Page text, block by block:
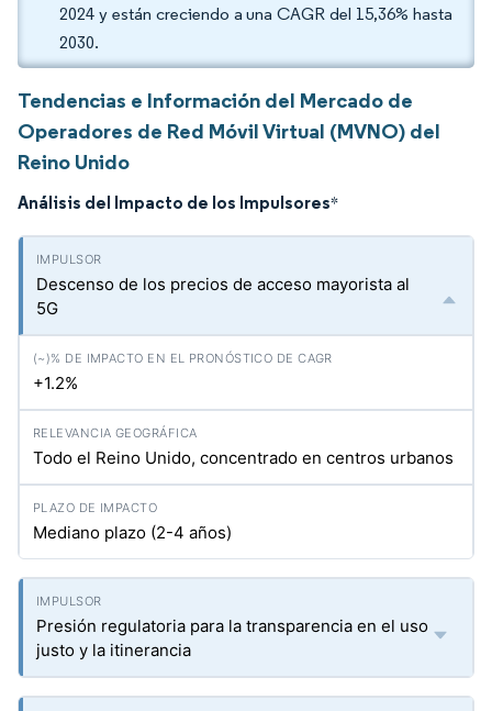
2024 y están creciendo a una CAGR del 15,36% hasta
2030.
Tendencias e Información del Mercado de
Operadores de Red Móvil Virtual (MVNO) del
Reino Unido
Análisis del Impacto de los Impulsores*
Descenso de los precios de acceso mayorista al
5G
+1.2%
Todo el Reino Unido, concentrado en centros urbanos
Mediano plazo (2-4 años)
Presión regulatoria para la transparencia en el uso
justo y la itinerancia